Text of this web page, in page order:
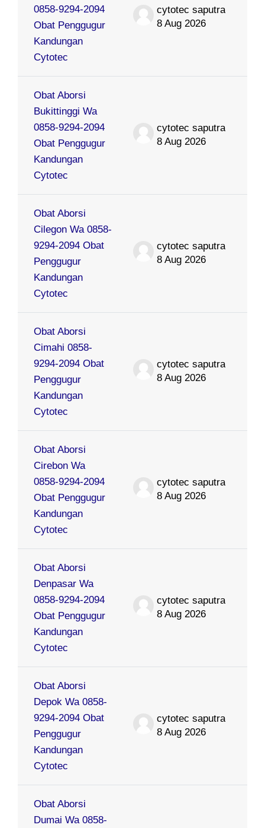
0858-9294-2094
Obat Penggugur
Kandungan
Cytotec
cytotec saputra
8 Aug 2026
Obat Aborsi
Bukittinggi Wa
0858-9294-2094
Obat Penggugur
Kandungan
Cytotec
cytotec saputra
8 Aug 2026
Obat Aborsi
Cilegon Wa 0858-
9294-2094 Obat
Penggugur
Kandungan
Cytotec
cytotec saputra
8 Aug 2026
Obat Aborsi
Cimahi 0858-
9294-2094 Obat
Penggugur
Kandungan
Cytotec
cytotec saputra
8 Aug 2026
Obat Aborsi
Cirebon Wa
0858-9294-2094
Obat Penggugur
Kandungan
Cytotec
cytotec saputra
8 Aug 2026
Obat Aborsi
Denpasar Wa
0858-9294-2094
Obat Penggugur
Kandungan
Cytotec
cytotec saputra
8 Aug 2026
Obat Aborsi
Depok Wa 0858-
9294-2094 Obat
Penggugur
Kandungan
Cytotec
cytotec saputra
8 Aug 2026
Obat Aborsi
Dumai Wa 0858-